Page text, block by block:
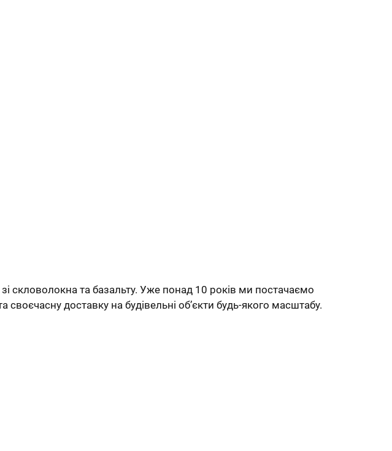
зі скловолокна та базальту. Уже понад 10 років ми постачаємо
своєчасну доставку на будівельні об’єкти будь-якого масштабу.